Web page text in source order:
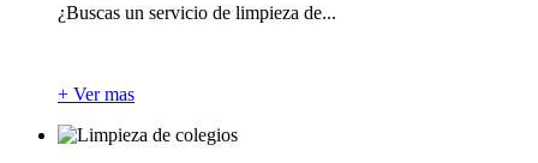
¿Buscas un servicio de limpieza de...
+ Ver mas